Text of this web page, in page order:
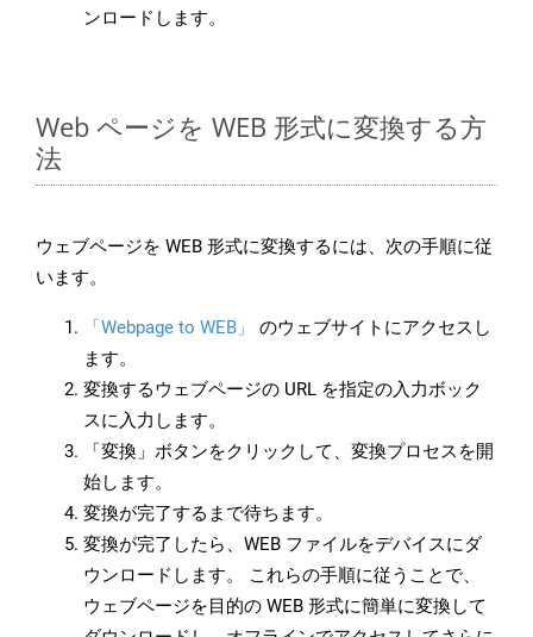
ンロードします。
Web ページを WEB 形式に変換する方
法
ウェブページを WEB 形式に変換するには、次の手順に従
います。
「Webpage to WEB」
のウェブサイトにアクセスし
ます。
変換するウェブページの URL を指定の入力ボック
スに入力します。
「変換」ボタンをクリックして、変換プロセスを開
始します。
変換が完了するまで待ちます。
変換が完了したら、WEB ファイルをデバイスにダ
ウンロードします。 これらの手順に従うことで、
ウェブページを目的の WEB 形式に簡単に変換して